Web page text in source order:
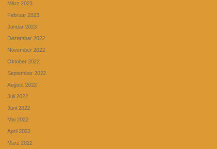
März 2023
Februar 2023
Januar 2023
Dezember 2022
November 2022
Oktober 2022
September 2022
August 2022
Juli 2022
Juni 2022
Mai 2022
April 2022
März 2022